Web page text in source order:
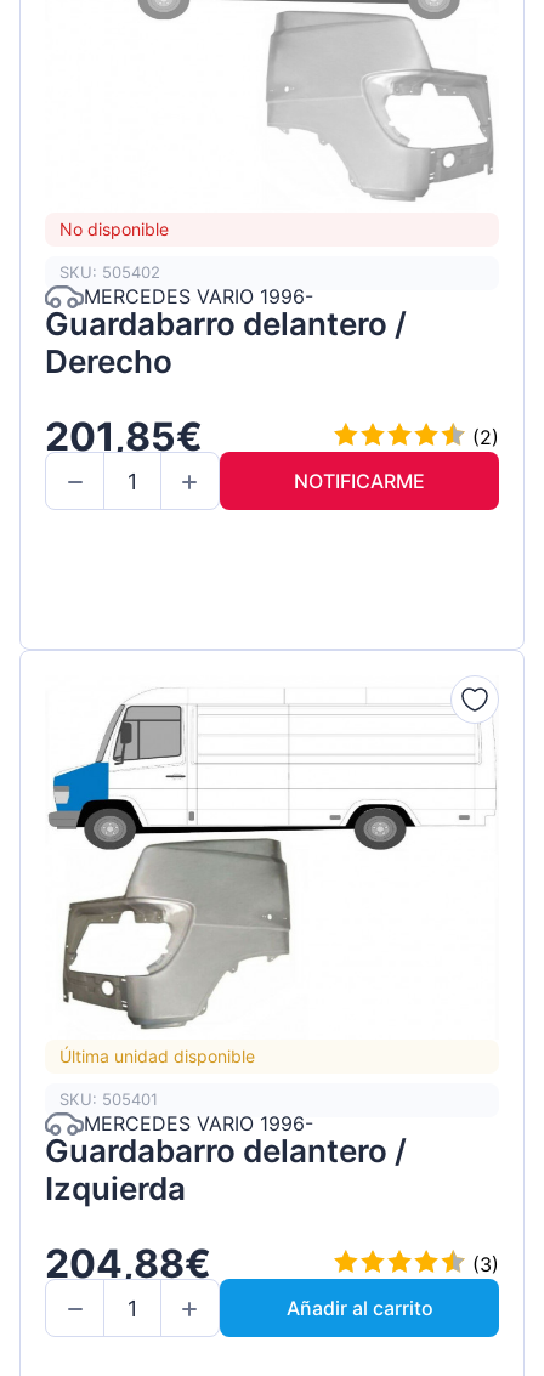
No disponible
SKU: 505402
MERCEDES VARIO 1996-
Guardabarro delantero /
Derecho
201,85€
(2)
NOTIFICARME
Última unidad disponible
SKU: 505401
MERCEDES VARIO 1996-
Guardabarro delantero /
Izquierda
204,88€
(3)
Añadir al carrito